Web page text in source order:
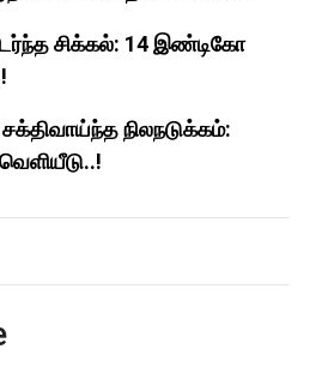
சிக்கல்: 14 இண்டிகோ
நிலநடுக்கம்: